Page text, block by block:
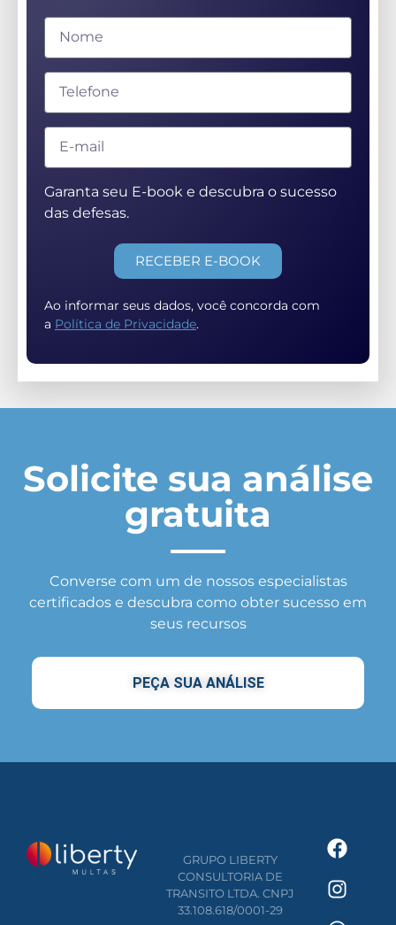
Garanta seu E-book e descubra o sucesso
das defesas.
RECEBER E-BOOK
Ao informar seus dados, você concorda com
a Política de Privacidade.
Solicite sua análise
gratuita
Converse com um de nossos especialistas
certificados e descubra como obter sucesso em
seus recursos
PEÇA SUA ANÁLISE
GRUPO LIBERTY
CONSULTORIA DE
TRANSITO LTDA. CNPJ
33.108.618/0001-29